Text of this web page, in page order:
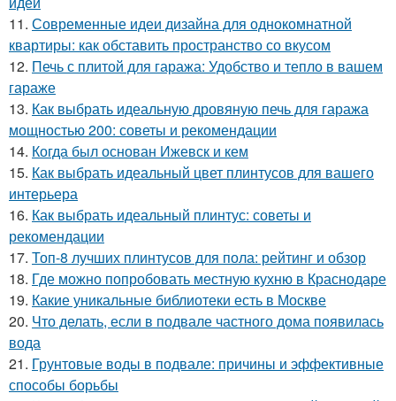
11. Современные идеи дизайна для однокомнатной
квартиры: как обставить пространство со вкусом
12. Печь с плитой для гаража: Удобство и тепло в вашем
гараже
13. Как выбрать идеальную дровяную печь для гаража
мощностью 200: советы и рекомендации
14. Когда был основан Ижевск и кем
15. Как выбрать идеальный цвет плинтусов для вашего
интерьера
16. Как выбрать идеальный плинтус: советы и
рекомендации
17. Топ-8 лучших плинтусов для пола: рейтинг и обзор
18. Где можно попробовать местную кухню в Краснодаре
19. Какие уникальные библиотеки есть в Москве
20. Что делать, если в подвале частного дома появилась
вода
21. Грунтовые воды в подвале: причины и эффективные
способы борьбы